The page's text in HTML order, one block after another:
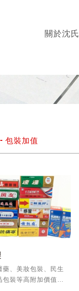
關於沈氏
包裝加值
藥、美妝包裝、民生
包裝等高附加價值彩